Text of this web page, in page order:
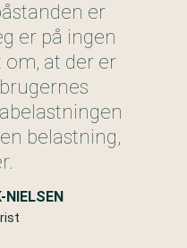
er
er på ingen
om, at der er
belastning,
NIELSEN